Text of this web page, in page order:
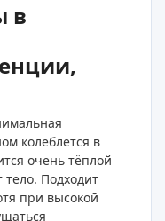
в
колеблется в
очень тёплой
Подходит
при высокой